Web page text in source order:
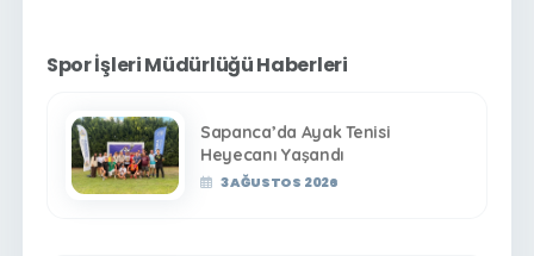
Spor İşleri Müdürlüğü Haberleri
Sapanca’da Ayak Tenisi
Heyecanı Yaşandı
3 AĞUSTOS 2026